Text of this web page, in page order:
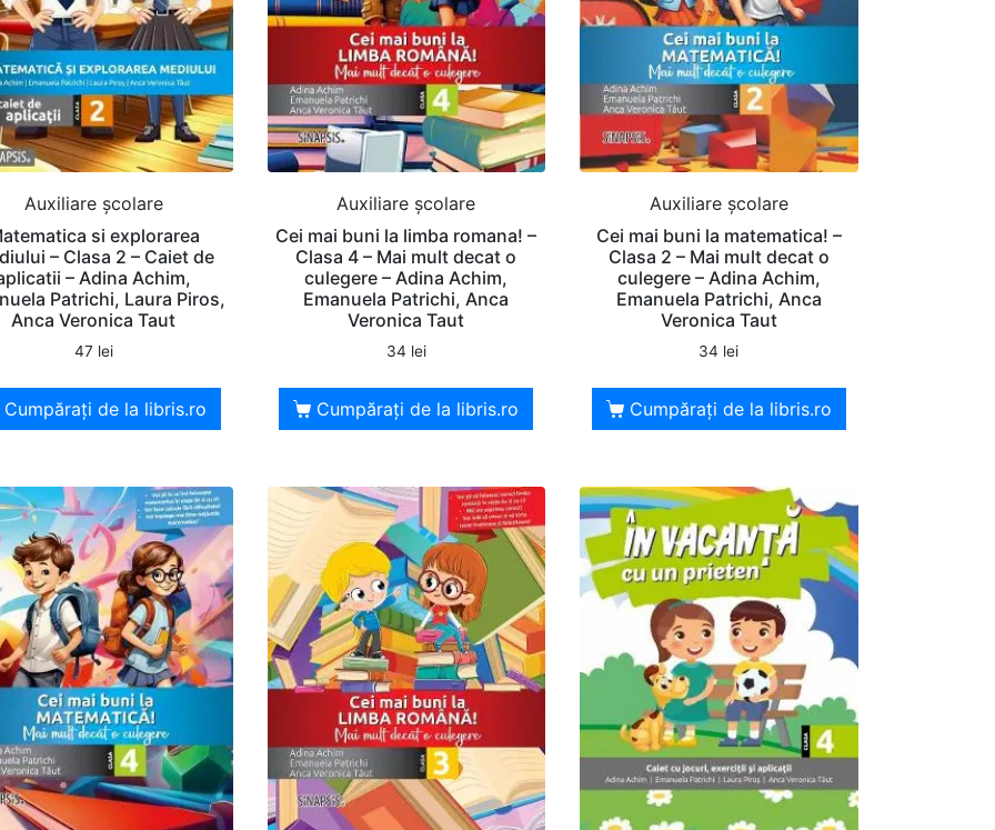
Auxiliare şcolare
si explorarea
– Clasa 2 – Caiet de
– Adina Achim,
Patrichi, Laura Piros,
Anca Veronica Taut
47 lei
Cumpărați de la libris.ro
Auxiliare şcolare
Cei mai buni la limba romana! –
Clasa 4 – Mai mult decat o
culegere – Adina Achim,
Emanuela Patrichi, Anca
Veronica Taut
34 lei
Cumpărați de la libris.ro
Auxiliare şcolare
Cei mai buni la matematica! –
Clasa 2 – Mai mult decat o
culegere – Adina Achim,
Emanuela Patrichi, Anca
Veronica Taut
34 lei
Cumpărați de la libris.ro